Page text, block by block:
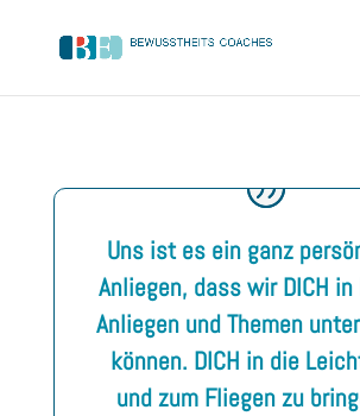
Uns ist es ein ganz
Anliegen, dass wir DICH in
Anliegen und Themen
können. DICH in die
und zum Fliegen zu